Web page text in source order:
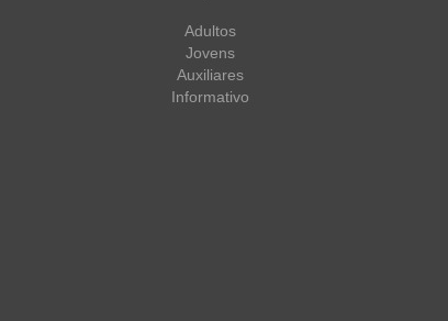
Adultos
Jovens
Auxiliares
Informativo